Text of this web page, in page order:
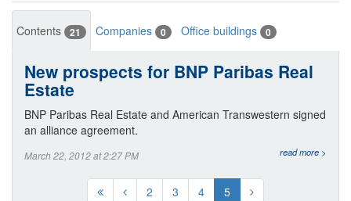
Contents 21 Companies 0 Office buildings 0
New prospects for BNP Paribas Real
Estate
BNP Paribas Real Estate and American Transwestern signed
an alliance agreement.
March 22, 2012 at 2:27 PM read more >
2 3 4 5